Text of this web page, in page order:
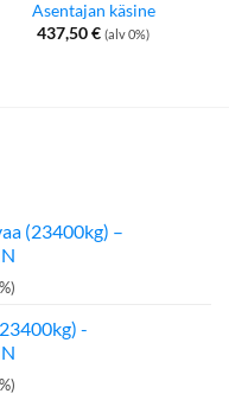
Asentajan käsine
437,50€ (alv 0%)
(23400kg) –
€.
-